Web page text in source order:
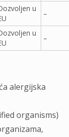
u
–
u
–
alergijska
organisms)